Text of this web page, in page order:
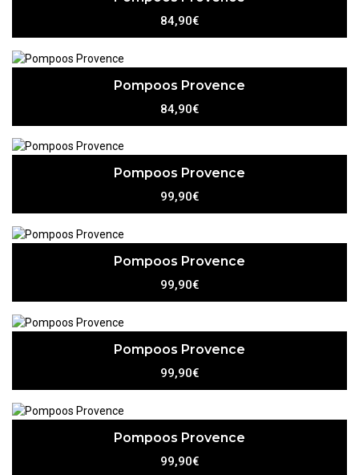
84,90€
Pompoos Provence
84,90€
Pompoos Provence
99,90€
Pompoos Provence
99,90€
Pompoos Provence
99,90€
Pompoos Provence
99,90€